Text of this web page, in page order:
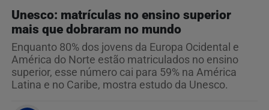
Unesco: matrículas no ensino superior
mais que dobraram no mundo
Enquanto 80% dos jovens da Europa Ocidental e
América do Norte estão matriculados no ensino
superior, esse número cai para 59% na América
Latina e no Caribe, mostra estudo da Unesco.